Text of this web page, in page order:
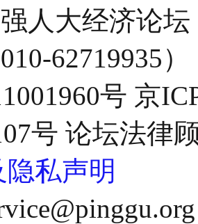
人大经济论
62719935）
号 京
号 论坛法律
私声明